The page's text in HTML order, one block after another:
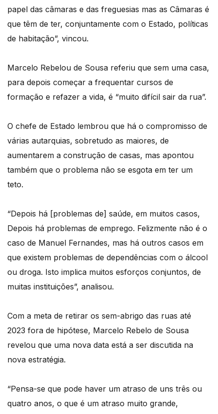
papel das câmaras e das freguesias mas as Câmaras é
que têm de ter, conjuntamente com o Estado, políticas
de habitação”, vincou.
Marcelo Rebelou de Sousa referiu que sem uma casa,
para depois começar a frequentar cursos de
formação e refazer a vida, é “muito difícil sair da rua”.
O chefe de Estado lembrou que há o compromisso de
várias autarquias, sobretudo as maiores, de
aumentarem a construção de casas, mas apontou
também que o problema não se esgota em ter um
teto.
“Depois há [problemas de] saúde, em muitos casos,
Depois há problemas de emprego. Felizmente não é o
caso de Manuel Fernandes, mas há outros casos em
que existem problemas de dependências com o álcool
ou droga. Isto implica muitos esforços conjuntos, de
muitas instituições”, analisou.
Com a meta de retirar os sem-abrigo das ruas até
2023 fora de hipótese, Marcelo Rebelo de Sousa
revelou que uma nova data está a ser discutida na
nova estratégia.
“Pensa-se que pode haver um atraso de uns três ou
quatro anos, o que é um atraso muito grande,